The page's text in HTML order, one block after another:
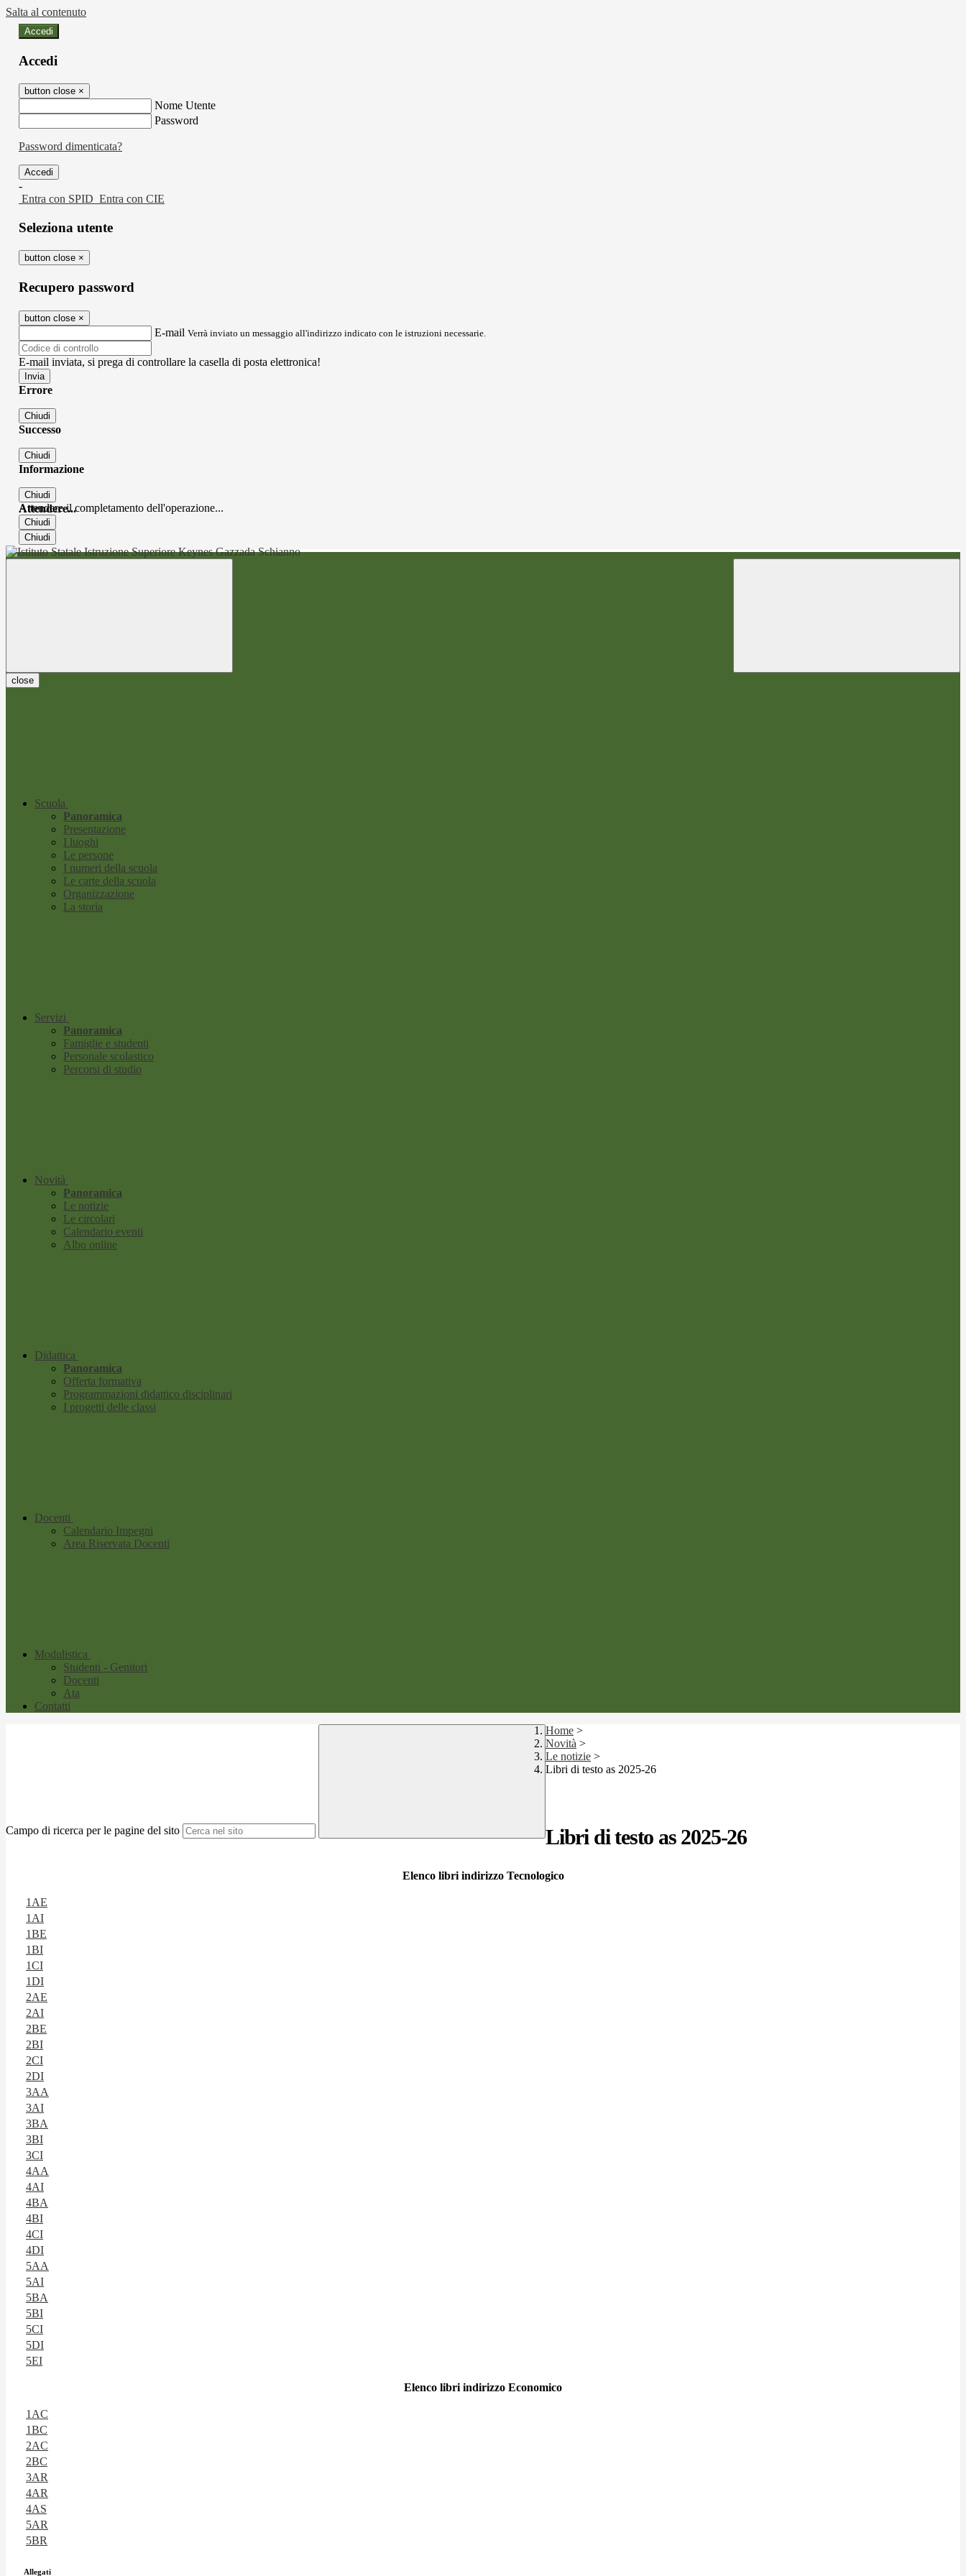
Salta al contenuto
Accedi
Accedi
button close ×
Nome Utente
Password
Password dimenticata?
-
Entra con SPID Entra con CIE
Seleziona utente
button close ×
Recupero password
button close ×
E-mail Verrà inviato un messaggio all'indirizzo indicato con le istruzioni necessarie.
E-mail inviata, si prega di controllare la casella di posta elettronica!
Errore
Chiudi
Successo
Chiudi
Informazione
Chiudi
Attendere...
Attendere il completamento dell'operazione...
Chiudi
Chiudi
close
Scuola
Panoramica
Presentazione
I luoghi
Le persone
I numeri della scuola
Le carte della scuola
Organizzazione
La storia
Servizi
Panoramica
Famiglie e studenti
Personale scolastico
Percorsi di studio
Novità
Panoramica
Le notizie
Le circolari
Calendario eventi
Albo online
Didattica
Panoramica
Offerta formativa
Programmazioni didattico disciplinari
I progetti delle classi
Docenti
Calendario Impegni
Area Riservata Docenti
Modulistica
Studenti - Genitori
Docenti
Ata
Contatti
Campo di ricerca per le pagine del sito
Home >
Novità >
Le notizie >
Libri di testo as 2025-26
Libri di testo as 2025-26
Elenco libri indirizzo Tecnologico
1AE
1AI
1BE
1BI
1CI
1DI
2AE
2AI
2BE
2BI
2CI
2DI
3AA
3AI
3BA
3BI
3CI
4AA
4AI
4BA
4BI
4CI
4DI
5AA
5AI
5BA
5BI
5CI
5DI
5EI
Elenco libri indirizzo Economico
1AC
1BC
2AC
2BC
3AR
4AR
4AS
5AR
5BR
Allegati